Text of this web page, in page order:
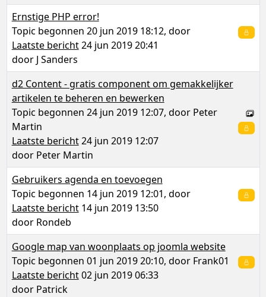
Ernstige PHP error!
Topic begonnen 20 jun 2019 18:12, door
Laatste bericht24 jun 2019 20:41
door J Sanders
d2 Content - gratis component om gemakkelijker
artikelen te beheren en bewerken
Topic begonnen 24 jun 2019 12:07, door Peter
Martin
Laatste bericht24 jun 2019 12:07
door Peter Martin
Gebruikers agenda en toevoegen
Topic begonnen 14 jun 2019 12:01, door
Laatste bericht14 jun 2019 13:50
door Rondeb
Google map van woonplaats op joomla website
Topic begonnen 01 jun 2019 20:10, door Frank01
Laatste bericht02 jun 2019 06:33
door Patrick